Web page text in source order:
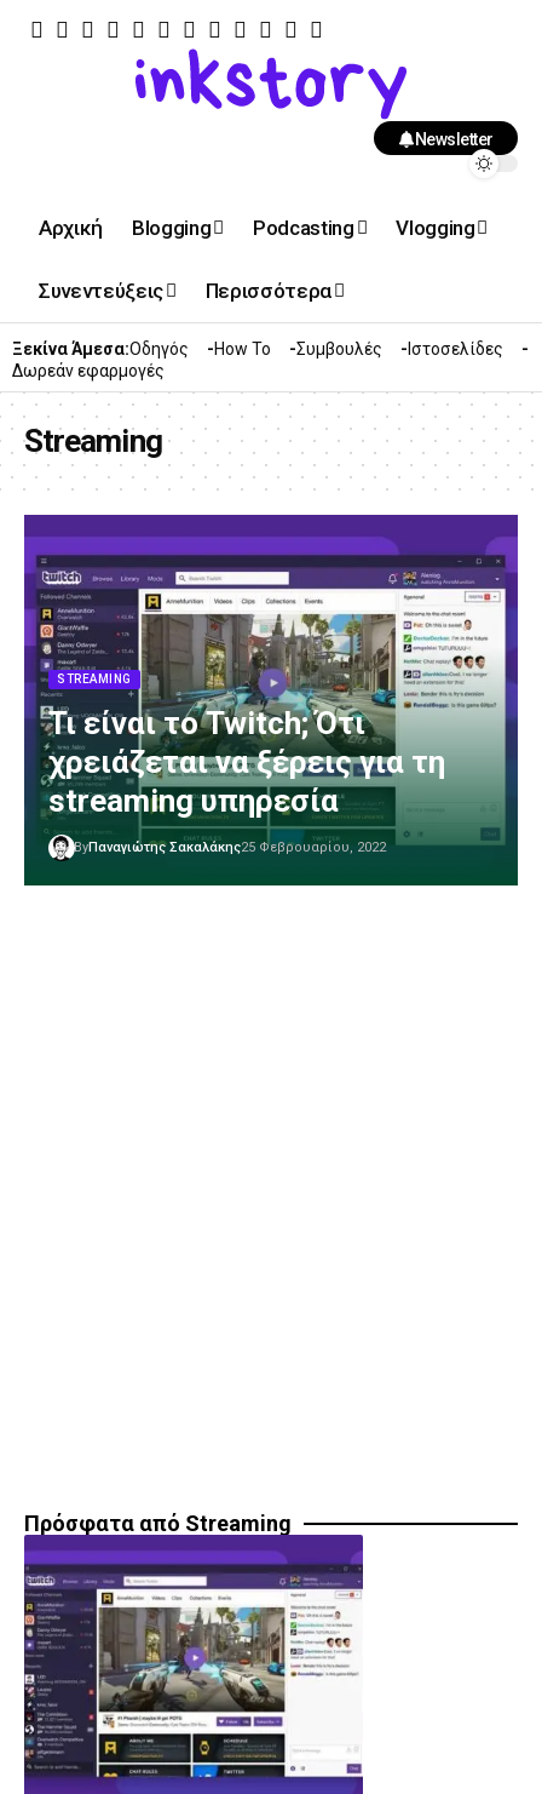
Newsletter
Αρχική Blogging Podcasting Vlogging
Συνεντεύξεις Περισσότερα
Ξεκίνα Άμεσα:Οδηγός How To Συμβουλές
Ιστοσελίδες
Δωρεάν εφαρμογές
Streaming
STREAMING
Τι είναι το Twitch; Ότι
χρειάζεται να ξέρεις για τη
streaming υπηρεσία
ByΠαναγιώτης Σακαλάκης25 Φεβρουαρίου, 2022
Πρόσφατα από Streaming